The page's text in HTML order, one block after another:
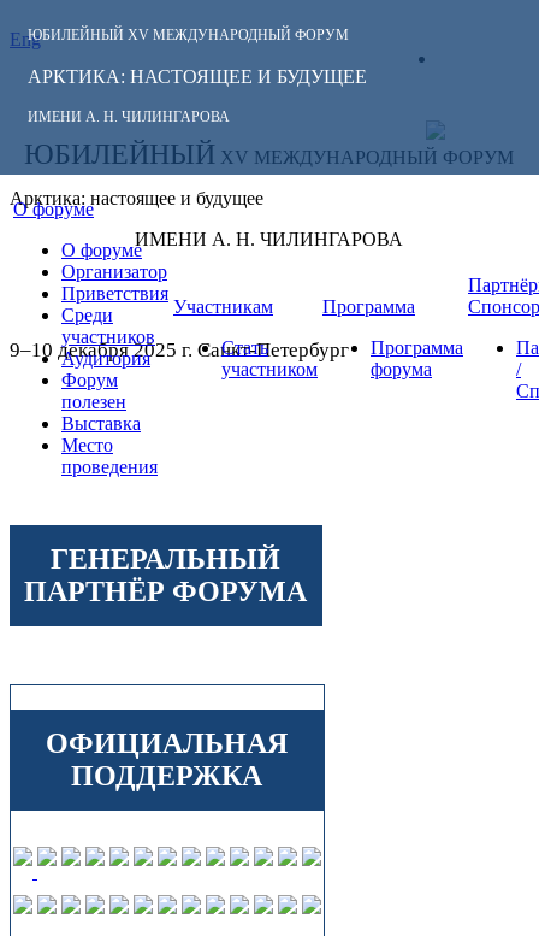
ЮБИЛЕЙНЫЙ XV МЕЖДУНАРОДНЫЙ ФОРУМ
АРКТИКА: НАСТОЯЩЕЕ И БУДУЩЕЕ
ИМЕНИ А. Н. ЧИЛИНГАРОВА
Eng
СЛЕДИТЕ ЗА
НОВОСТЯМИ
ФОРУМА:
ЮБИЛЕЙНЫЙ XV МЕЖДУНАРОДНЫЙ ФОРУМ
Арктика: настоящее и будущее
ИМЕНИ А. Н. ЧИЛИНГАРОВА
9–10 декабря 2025 г. Санкт-Петербург
О форуме
О форуме
Организатор
Приветствия
Среди
участников
Аудитория
Форум
полезен
Выставка
Место
проведения
Участникам
Стать
участником
Программа
Программа
форума
/
ГЕНЕРАЛЬНЫЙ
ПАРТНЁР ФОРУМА
ОФИЦИАЛЬНАЯ
ПОДДЕРЖКА